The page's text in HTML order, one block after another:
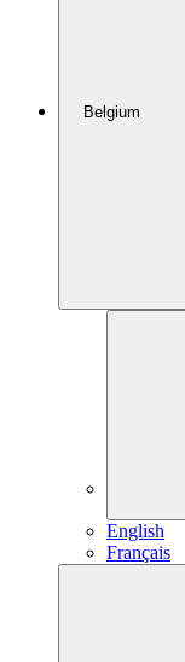
Belgium
English
Français